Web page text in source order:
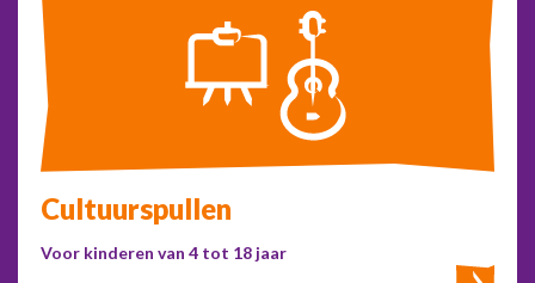
Cultuurspullen
Voor kinderen van 4 tot 18 jaar